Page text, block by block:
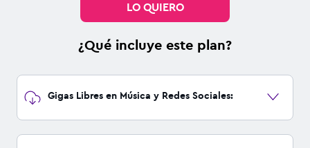
LO QUIERO
¿Qué incluye este plan?
Gigas Libres en Música y Redes Sociales: